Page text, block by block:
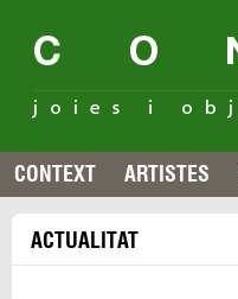
CONTEXT ARTISTES
ACTUALITAT